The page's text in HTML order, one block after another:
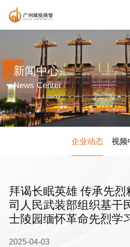
新闻中心
News Center
企业动态 视频
拜谒长眠英雄 传承先
司人民武装部组织基干
士陵园缅怀革命先烈学
2025-04-03